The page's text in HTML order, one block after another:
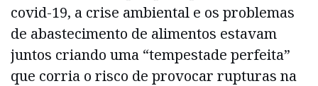
covid-19, a crise ambiental e os problemas
de abastecimento de alimentos estavam
juntos criando uma “tempestade perfeita”
que corria o risco de provocar rupturas na